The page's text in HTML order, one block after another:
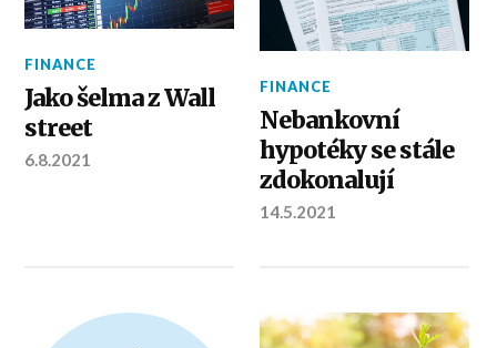
FINANCE
Jako šelma z Wall
street
6.8.2021
FINANCE
Nebankovní
hypotéky se stále
zdokonalují
14.5.2021